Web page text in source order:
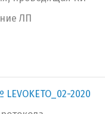
ЛП
2020